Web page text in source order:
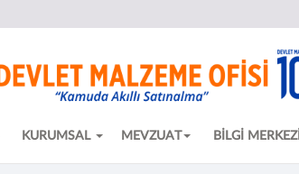
KURUMSAL MEVZUAT BİLGİ MERKEZİ